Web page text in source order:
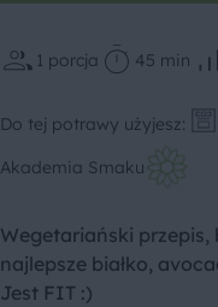
1 porcja 45 min
Do tej potrawy użyjesz:
Akademia Smaku
Wegetariański
najlepsze białko,
Jest FIT :)